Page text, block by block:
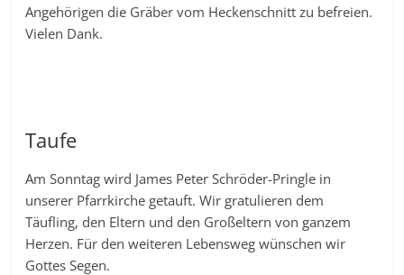
Angehörigen die Gräber vom Heckenschnitt zu befreien.
Vielen Dank.
Taufe
Am Sonntag wird James Peter Schröder-Pringle in
unserer Pfarrkirche getauft. Wir gratulieren dem
Täufling, den Eltern und den Großeltern von ganzem
Herzen. Für den weiteren Lebensweg wünschen wir
Gottes Segen.